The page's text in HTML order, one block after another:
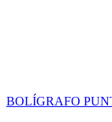
BOLÍGRAFO